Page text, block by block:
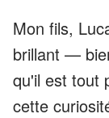
Mon fils,
brillant —
qu'il est tout
cette